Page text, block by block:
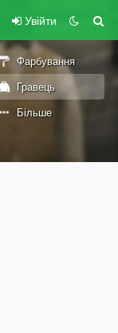
Увійти
Фарбування
Гравець
Більше